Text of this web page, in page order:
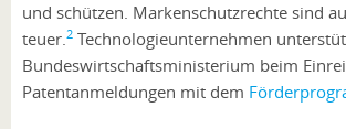
und schützen. Markenschutzrechte sind
teuer.2 Technologieunternehmen
Bundeswirtschaftsministerium beim
Patentanmeldungen mit dem